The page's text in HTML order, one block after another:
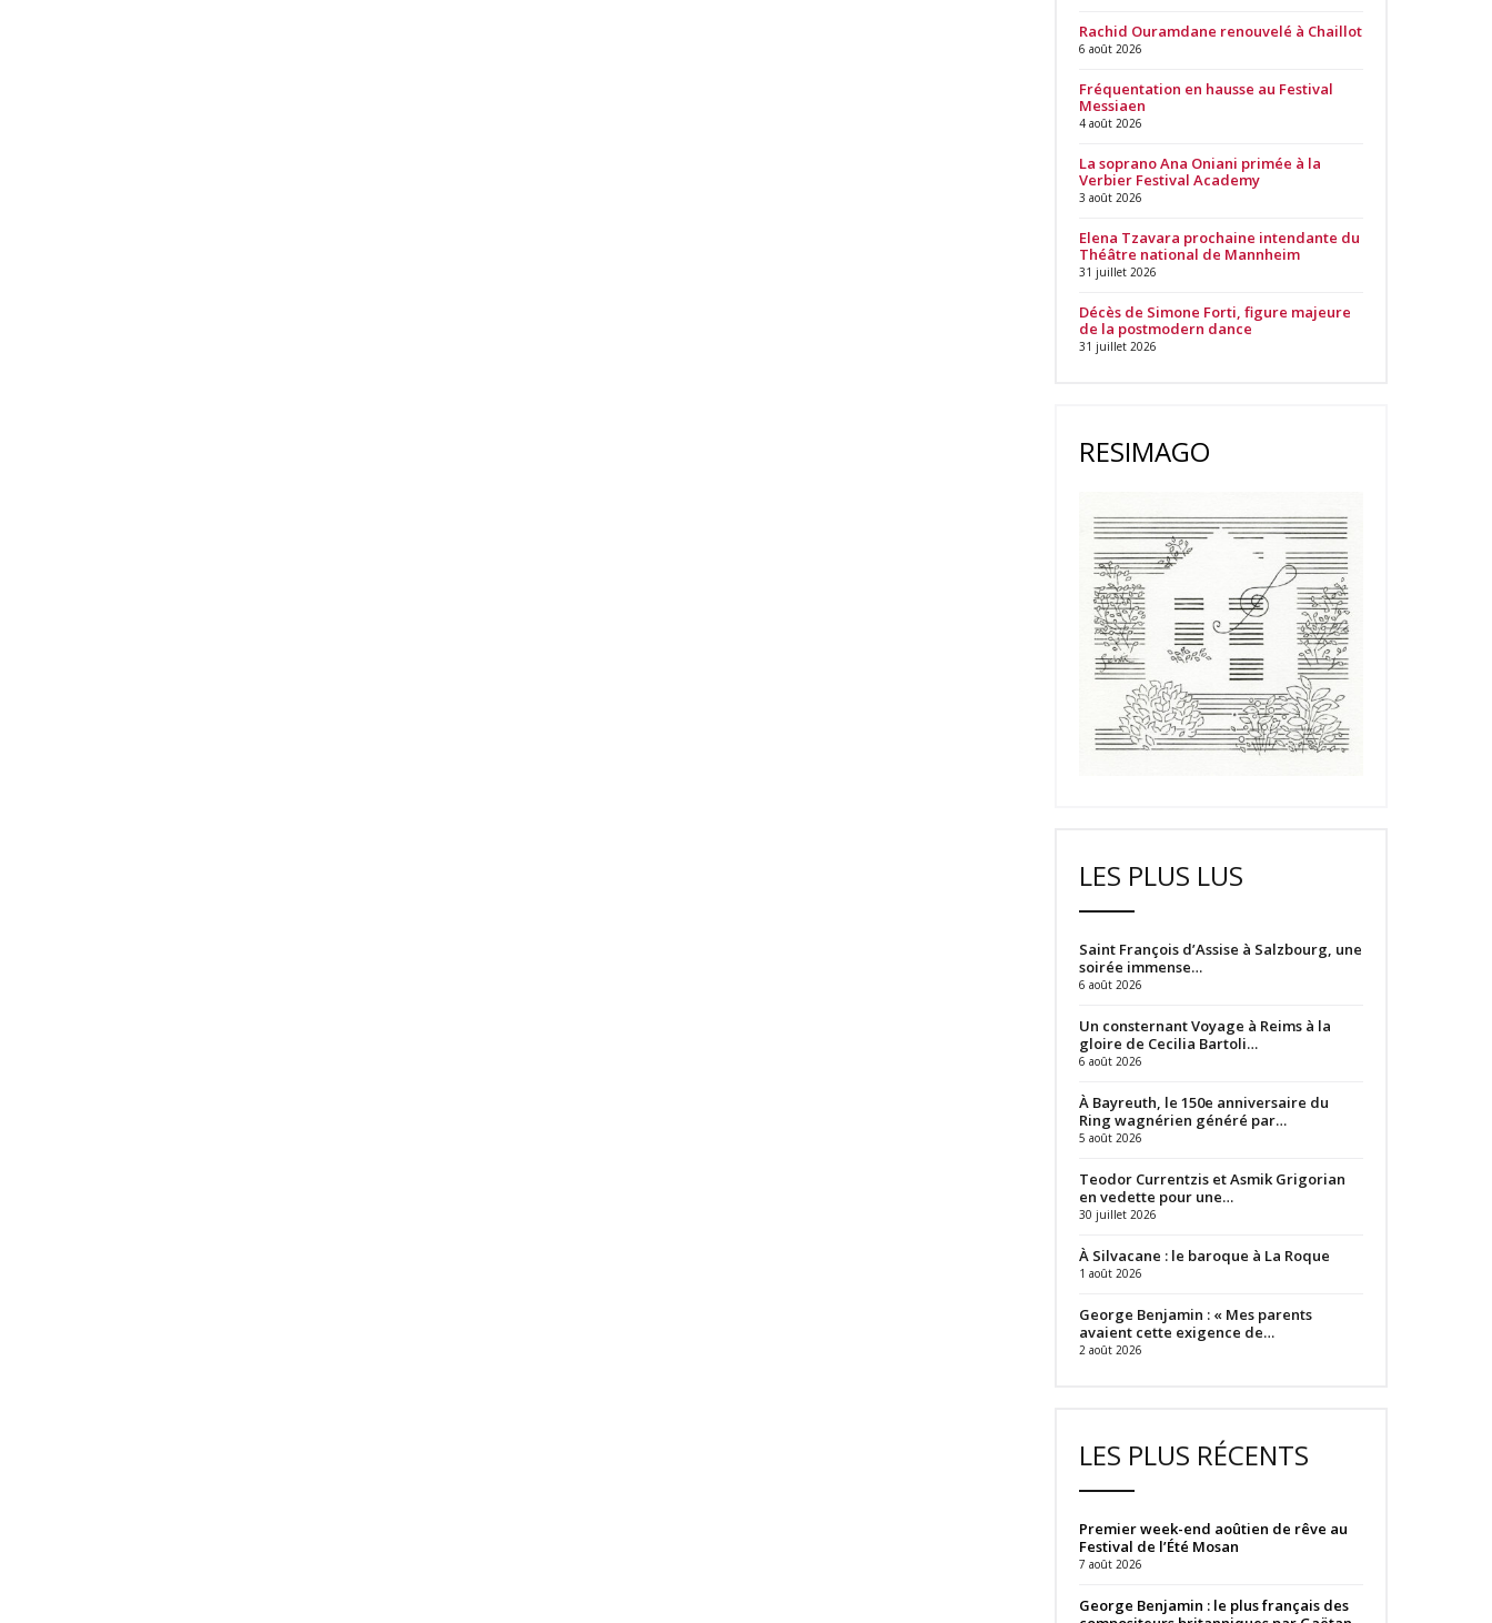
Rachid Ouramdane renouvelé à Chaillot
6 août 2026
Fréquentation en hausse au Festival
Messiaen
4 août 2026
La soprano Ana Oniani primée à la
Verbier Festival Academy
3 août 2026
Elena Tzavara prochaine intendante du
Théâtre national de Mannheim
31 juillet 2026
Décès de Simone Forti, figure majeure
de la postmodern dance
31 juillet 2026
RESIMAGO
LES PLUS LUS
Saint François d’Assise à Salzbourg, une
soirée immense…
6 août 2026
Un consternant Voyage à Reims à la
gloire de Cecilia Bartoli…
6 août 2026
À Bayreuth, le 150e anniversaire du
Ring wagnérien généré par…
5 août 2026
Teodor Currentzis et Asmik Grigorian
en vedette pour une…
30 juillet 2026
À Silvacane : le baroque à La Roque
1 août 2026
George Benjamin : « Mes parents
avaient cette exigence de…
2 août 2026
LES PLUS RÉCENTS
Premier week-end aoûtien de rêve au
Festival de l’Été Mosan
7 août 2026
George Benjamin : le plus français des